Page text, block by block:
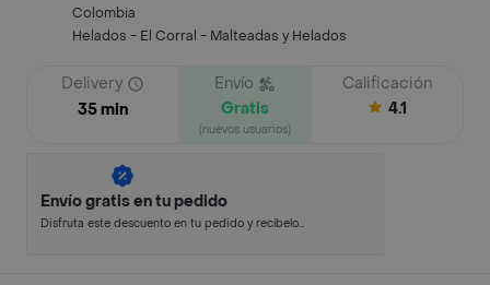
Colombia
Helados - El Corral - Malteadas y Helados
Delivery
35 min
Envío
Gratis
(nuevos usuarios)
Calificación
4.1
Envío gratis en tu pedido
Disfruta este descuento en tu pedido y recíbelo